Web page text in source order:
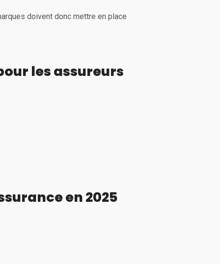
doivent donc mettre en place
les assureurs
en 2025